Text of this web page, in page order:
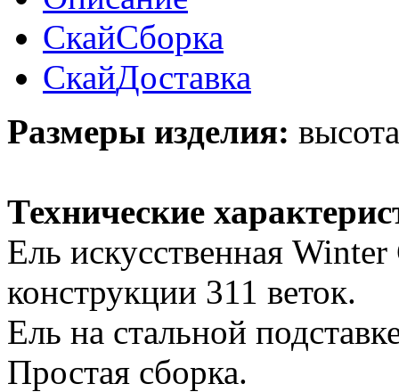
СкайСборка
СкайДоставка
Размеры изделия:
Технические
Ель искусственная
конструкции 311 веток.
Ель на стальной
Простая сборка.